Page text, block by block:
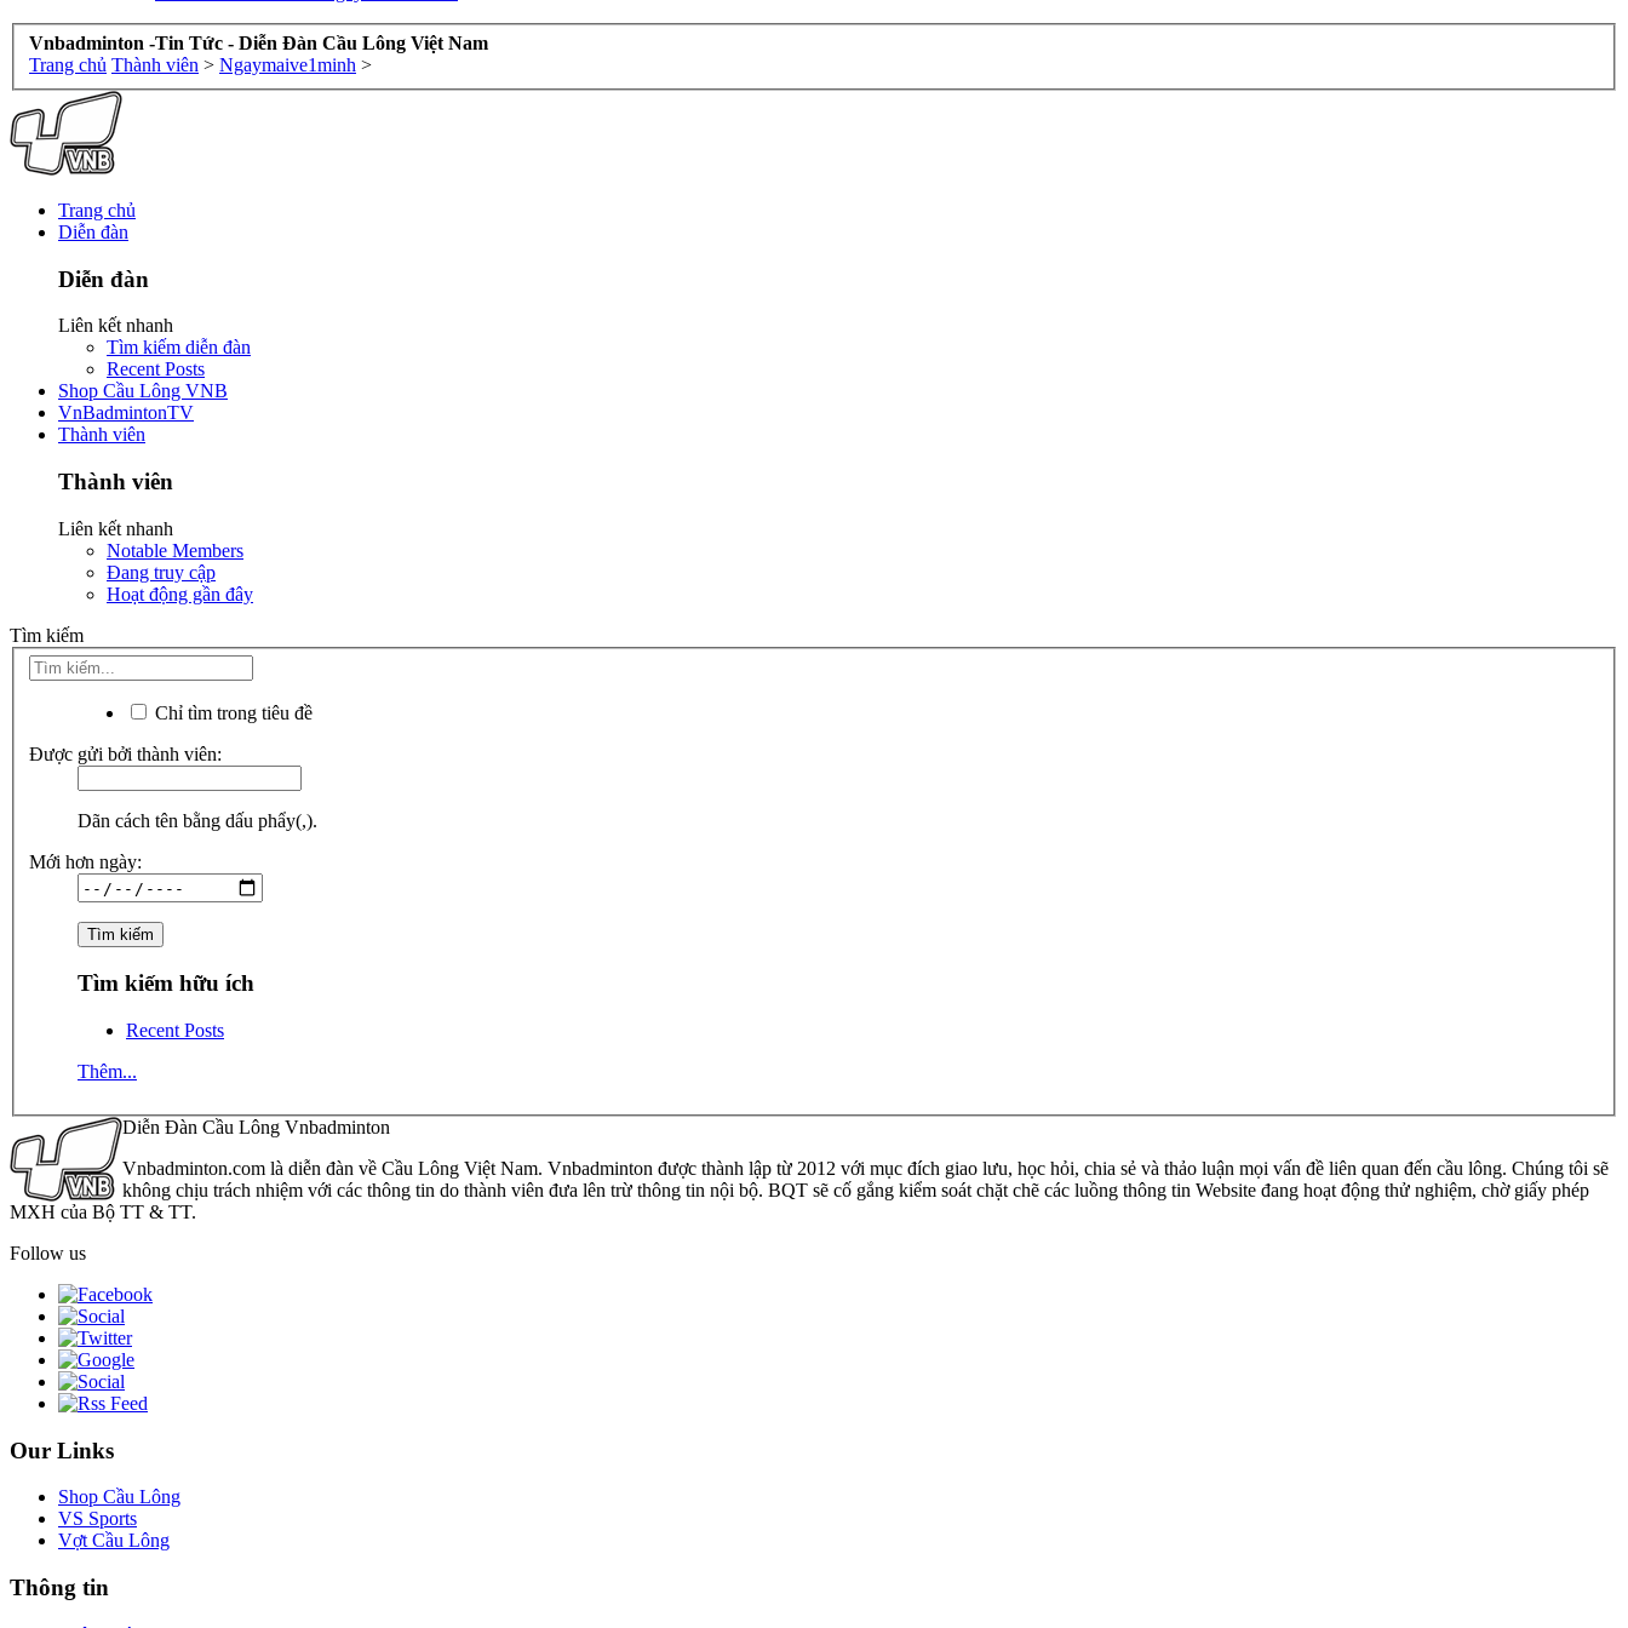
Vnbadminton -Tin Tức - Diễn Đàn Cầu Lông Việt Nam
Trang chủ Thành viên > Ngaymaive1minh >
Trang chủ
Diễn đàn
Diễn đàn
Liên kết nhanh
Tìm kiếm diễn đàn
Recent Posts
Shop Cầu Lông VNB
VnBadmintonTV
Thành viên
Thành viên
Liên kết nhanh
Notable Members
Đang truy cập
Hoạt động gần đây
Tìm kiếm
Chỉ tìm trong tiêu đề
Được gửi bởi thành viên:
Dãn cách tên bằng dấu phẩy(,).
Mới hơn ngày:
Tìm kiếm hữu ích
Recent Posts
Thêm...
Diễn Đàn Cầu Lông Vnbadminton
Vnbadminton.com là diễn đàn về Cầu Lông Việt Nam. Vnbadminton được thành lập từ 2012 với mục đích giao lưu, học hỏi, chia sẻ và thảo luận mọi vấn đề liên quan đến cầu lông. Chúng tôi sẽ
không chịu trách nhiệm với các thông tin do thành viên đưa lên trừ thông tin nội bộ. BQT sẽ cố gắng kiểm soát chặt chẽ các luồng thông tin Website đang hoạt động thử nghiệm, chờ giấy phép
MXH của Bộ TT & TT.
Follow us
Our Links
Shop Cầu Lông
VS Sports
Vợt Cầu Lông
Thông tin